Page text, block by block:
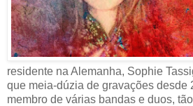
residente na Alemanha, Sophie
que meia-dúzia de gravações desde
membro de várias bandas e duos,